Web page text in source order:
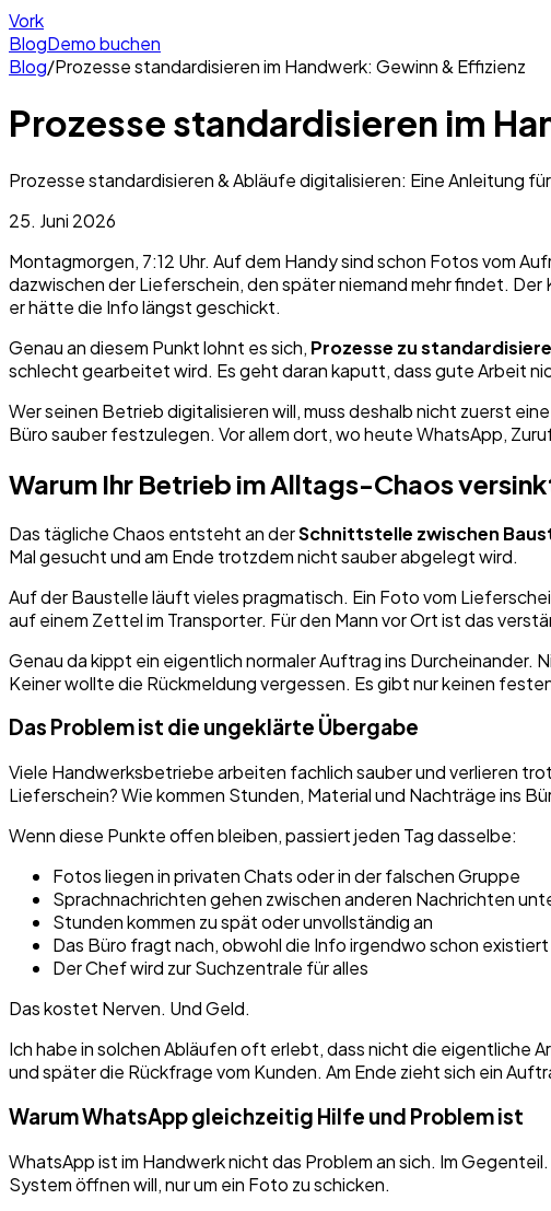
Vork
BlogDemo buchen
Blog/Prozesse standardisieren im Handwerk: Gewinn & Effizienz
Prozesse standardisieren im
Prozesse standardisieren & Abläufe digitalisieren: Eine Anleitung
25. Juni 2026
Montagmorgen, 7:12 Uhr. Auf dem Handy sind schon Fotos vom
dazwischen der Lieferschein, den später niemand mehr findet.
er hätte die Info längst geschickt.
Genau an diesem Punkt lohnt es sich, Prozesse zu
schlecht gearbeitet wird. Es geht daran kaputt, dass gute Arbeit
Wer seinen Betrieb digitalisieren will, muss deshalb nicht zuerst
Büro sauber festzulegen. Vor allem dort, wo heute WhatsApp,
Warum Ihr Betrieb im Alltags-Chaos
Das tägliche Chaos entsteht an derSchnittstelle zwischen
Mal gesucht und am Ende trotzdem nicht sauber abgelegt wird.
Auf der Baustelle läuft vieles pragmatisch. Ein Foto vom
auf einem Zettel im Transporter. Für den Mann vor Ort ist das
Genau da kippt ein eigentlich normaler Auftrag ins
Keiner wollte die Rückmeldung vergessen. Es gibt nur keinen
Das Problem ist die ungeklärte Übergabe
Viele Handwerksbetriebe arbeiten fachlich sauber und verlieren
Lieferschein? Wie kommen Stunden, Material und Nachträge ins
Wenn diese Punkte offen bleiben, passiert jeden Tag dasselbe:
Fotos liegen in privaten Chats oder in der falschen Gruppe
Sprachnachrichten gehen zwischen anderen Nachrichten
Stunden kommen zu spät oder unvollständig an
Das Büro fragt nach, obwohl die Info irgendwo schon existiert
Der Chef wird zur Suchzentrale für alles
Das kostet Nerven. Und Geld.
Ich habe in solchen Abläufen oft erlebt, dass nicht die eigentliche
und später die Rückfrage vom Kunden. Am Ende zieht sich ein
Warum WhatsApp gleichzeitig Hilfe und Problem ist
WhatsApp ist im Handwerk nicht das Problem an sich. Im
System öffnen will, nur um ein Foto zu schicken.